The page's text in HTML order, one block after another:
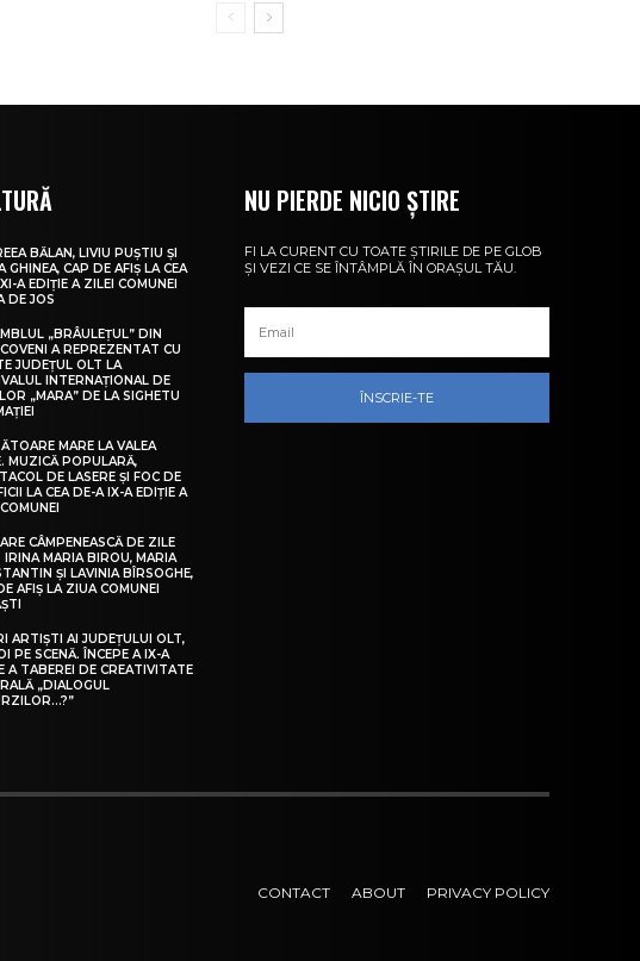
BĂLAN, LIVIU PUȘTIU ȘI
GHINEA, CAP DE AFIȘ LA CEA
A EDIȚIE A ZILEI COMUNEI
DE JOS
„BRÂULEȚUL” DIN
A REPREZENTAT CU
JUDEȚUL OLT LA
INTERNAȚIONAL DE
„MARA” DE LA SIGHETU
MARE LA VALEA
MUZICĂ POPULARĂ,
DE LASERE ȘI FOC DE
LA CEA DE-A IX-A EDIȚIE A
CÂMPENEASCĂ DE ZILE
IRINA MARIA BIROU, MARIA
ȘI LAVINIA BÎRSOGHE,
AFIȘ LA ZIUA COMUNEI
ARTIȘTI AI JUDEȚULUI OLT,
PE SCENĂ. ÎNCEPE A IX-A
A TABEREI DE CREATIVITATE
„DIALOGUL
NU PIERDE NICIO ȘTIRE
FI LA CURENT CU TOATE ȘTIRILE DE PE GLOB
ȘI VEZI CE SE ÎNTÂMPLĂ ÎN ORAȘUL TĂU.
ÎNSCRIE-TE
CONTACT ABOUT PRIVACY POLICY